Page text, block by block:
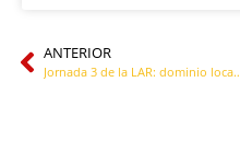
ANTERIOR
Jornada 3 de la LAR: dominio local en